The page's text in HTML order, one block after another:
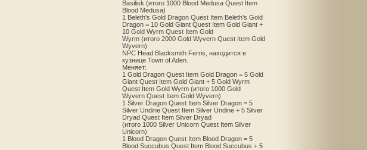
Basilisk (итого 1000 Blood Medusa Quest Item
Blood Medusa)
1 Beleth's Gold Dragon Quest Item Beleth’s Gold
Dragon = 10 Gold Giant Quest Item Gold Giant +
10 Gold Wyrm Quest Item Gold
Wyrm (итого 2000 Gold Wyvern Quest Item Gold
Wyvern)
NPC Head Blacksmith Ferris, находится в
кузнице Town of Aden.
Меняет:
1 Gold Dragon Quest Item Gold Dragon = 5 Gold
Giant Quest Item Gold Giant + 5 Gold Wyrm
Quest Item Gold Wyrm (итого 1000 Gold
Wyvern Quest Item Gold Wyvern)
1 Silver Dragon Quest Item Silver Dragon = 5
Silver Undine Quest Item Silver Undine + 5 Silver
Dryad Quest Item Silver Dryad
(итого 1000 Silver Unicorn Quest Item Silver
Unicorn)
1 Blood Dragon Quest Item Blood Dragon = 5
Blood Succubus Quest Item Blood Succubus + 5